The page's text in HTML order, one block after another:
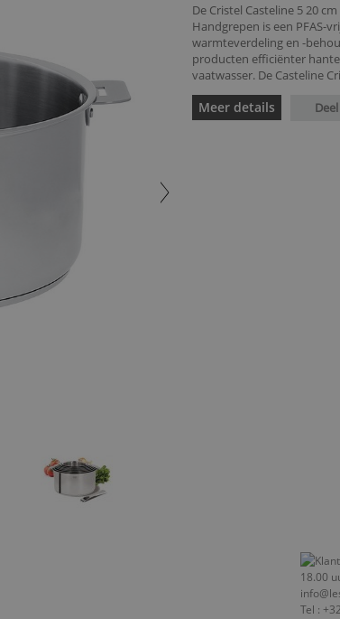
De Cristel Casteline 5 20
Handgrepen is een PFAS-
warmteverdeling en -
producten efficiënter
vaatwasser. De Casteline
Meer details